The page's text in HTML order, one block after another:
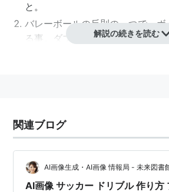
と。
バレーボールの反則の一つで、
る事。ダブルコンタクト。
解説の続きを読む
関連ブログ
AI画像生成・AI画像 情報局 - 未来図書
AI画像 サッカー ドリブル 作り方